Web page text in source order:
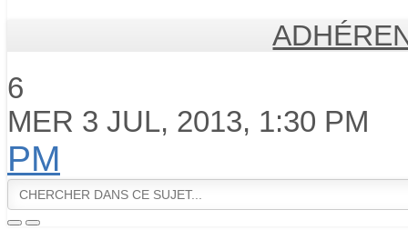
6
MER 3 JUL, 2013, 1:30 PM
PM